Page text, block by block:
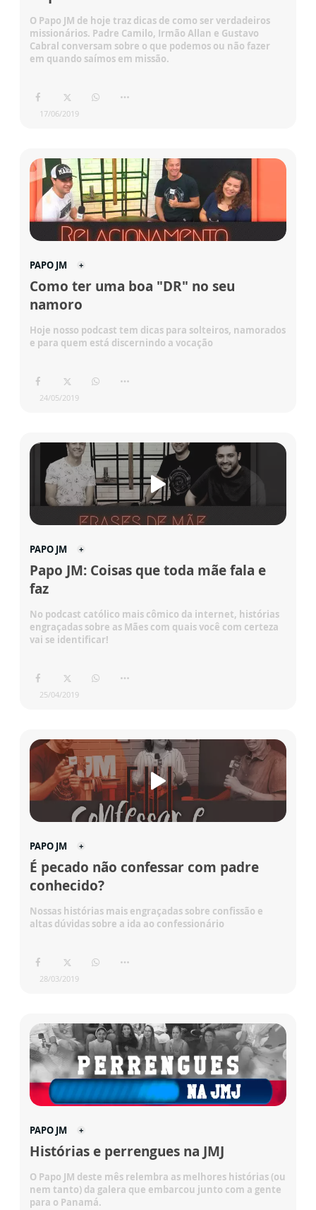
O Papo JM de hoje traz dicas de como ser verdadeiros
missionários. Padre Camilo, Irmão Allan e Gustavo
Cabral conversam sobre o que podemos ou não fazer
em quando saímos em missão.
17/06/2019
PAPO JM
Como ter uma boa "DR" no seu
namoro
Hoje nosso podcast tem dicas para solteiros, namorados
e para quem está discernindo a vocação
24/05/2019
PAPO JM
Papo JM: Coisas que toda mãe fala e
faz
No podcast católico mais cômico da internet, histórias
engraçadas sobre as Mães com quais você com certeza
vai se identificar!
25/04/2019
PAPO JM
É pecado não confessar com padre
conhecido?
Nossas histórias mais engraçadas sobre confissão e
altas dúvidas sobre a ida ao confessionário
28/03/2019
PAPO JM
Histórias e perrengues na JMJ
O Papo JM deste mês relembra as melhores histórias (ou
nem tanto) da galera que embarcou junto com a gente
para o Panamá.